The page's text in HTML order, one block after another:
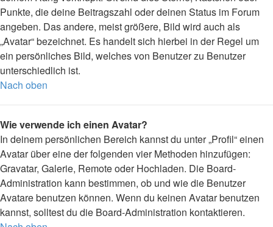
Punkte, die deine Beitragszahl oder deinen Status im Forum
angeben. Das andere, meist größere, Bild wird auch als
„Avatar“ bezeichnet. Es handelt sich hierbei in der Regel um
ein persönliches Bild, welches von Benutzer zu Benutzer
unterschiedlich ist.
Nach oben
Wie verwende ich einen Avatar?
In deinem persönlichen Bereich kannst du unter „Profil“ einen
Avatar über eine der folgenden vier Methoden hinzufügen:
Gravatar, Galerie, Remote oder Hochladen. Die Board-
Administration kann bestimmen, ob und wie die Benutzer
Avatare benutzen können. Wenn du keinen Avatar benutzen
kannst, solltest du die Board-Administration kontaktieren.